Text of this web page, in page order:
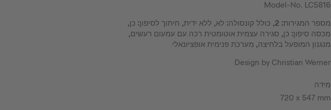
Model-No. LC5816
מספר המגירות: 2, כולל קונסולה: לא, ללא ידית, חיתוך לסיפון: כן,
מכסה סיפון: כן, סגירה עצמית אוטומטית רכה עם עמעום רעשים,
מנגנון המופעל בלחיצה, מערכת פנימית אופציונאלי
Design by Christian Werner
מידה
720 x 547 mm